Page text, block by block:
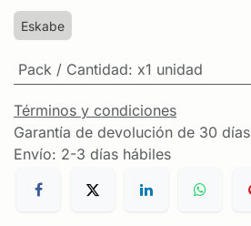
Eskabe
Pack / Cantidad: x1 unidad
Términos y condiciones
Garantía de devolución de 30 días
Envío: 2-3 días hábiles